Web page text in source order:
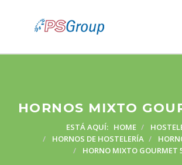
HORNOS MIXTO
ESTÁ AQUÍ: HOME
HORNOS DE HOSTELERÍA
HORNO MIXTO GOURMET